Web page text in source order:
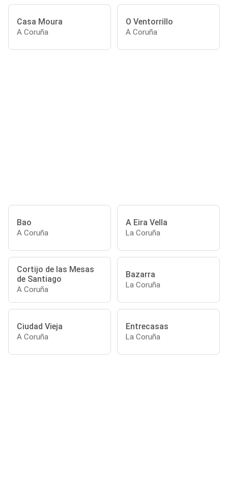
Casa Moura
A Coruña
O Ventorrillo
A Coruña
Bao
A Coruña
A Eira Vella
La Coruña
Cortijo de las Mesas
de Santiago
A Coruña
Bazarra
La Coruña
Ciudad Vieja
A Coruña
Entrecasas
La Coruña